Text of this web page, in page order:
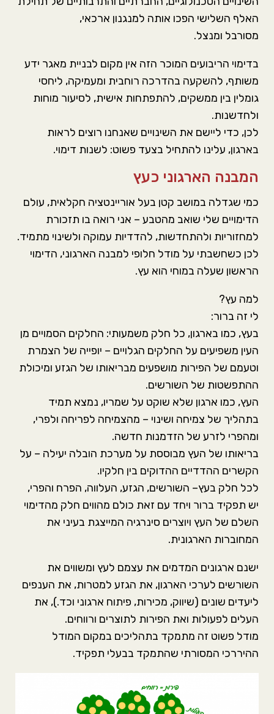
האלף השלישי הפכו אותה למנגנון ארכאי,
מסורבל ומנצל.
בדימוי הריבועים המוכר הזה אין מקום לבניית מאגר ידע
משותף, להשקעה בהדרכה רוחבית ומעמיקה, ליחסי
גומלין בין ממשקים, להתפתחות אישית, לסיעור מוחות
ולחדשנות.
לכן, כדי ליישם את השינויים שאנחנו רוצים לראות
בארגון, עלינו להתחיל בצעד פשוט: לשנות דימוי.
המבנה הארגוני כעץ
כמי שגדלה במושב קטן בעל אוריינטציה חקלאית, עולם
הדימויים שלי שואב מהטבע – אני רואה בו תזכורת
למחזוריות ולהתחדשות, להדדיות עמוקה ולשינוי מתמיד.
לכן כשחשבתי על מודל חלופי למבנה הארגוני, הדימוי
הראשון שעלה במוחי הוא עץ.
למה עץ?
לי זה ברור:
בעץ, כמו בארגון, כל חלק משמעותי: החלקים הסמויים מן
העין משפיעים על החלקים הגלויים – יופייה של הצמרת
וטעמם של הפירות מושפעים מבריאותו של הגזע ומיכולת
ההתפשטות של השורשים.
העץ, כמו ארגון שלא שוקט על שמריו, נמצא תמיד
בתהליך של צמיחה ושינוי – מהצמיחה לפריחה ולפרי,
ומהפרי לזרע של הזדמנות חדשה.
בריאותו של העץ מבוססת על מערכת הובלה יעילה – על
הקשרים ההדדיים ההדוקים בין חלקיו.
לכל חלק בעץ– השורשים, הגזע, העלווה, הפרח והפרי,
יש תפקיד ברור ויחד עם זאת כולם מהווים חלק מהדימוי
השלם של העץ ויוצרים סינרגיה המייצגת בעיני את
המחוברות הארגונית.
ישנם ארגונים המדמים את עצמם לעץ ומשווים את
השורשים לערכי הארגון, את הגזע למטרות, את הענפים
ליעדים שונים (שיווק, מכירות, פיתוח ארגוני וכד.), את
העלים לפעולות ואת הפירות לתוצרים ורווחים.
מודל פשוט זה מתמקד בתהליכים במקום המודל
ההיררכי המסורתי שהתמקד בבעלי תפקיד.